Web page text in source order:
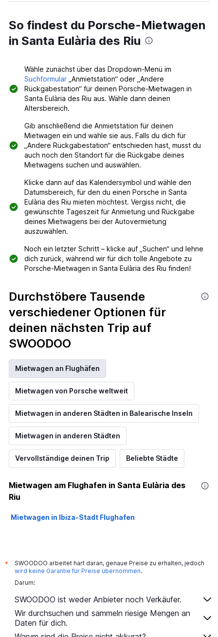
So findest du Porsche-Mietwagen
in Santa Eulària des Riu
Wähle zunächst über das Dropdown-Menü im
Suchformular „Anmietstation“ oder „Andere
Rückgabestation“ für deinen Porsche-Mietwagen in
Santa Eulària des Riu aus. Wähle dann deinen
Altersbereich.
Gib anschließend die Anmietstation für deinen
Mietwagen ein und wähle sie aus. Falls du dich für
„Andere Rückgabestation“ entschieden hast, musst du
auch noch den Standort für die Rückgabe deines
Mietwagens suchen und auswählen.
Klicke dann auf das Kalendersymbol und wähle den
Datumsbereich, für den du einen Porsche in Santa
Eulària des Riu mieten möchtest. Vergiss nicht, die
gewünschte Tageszeit für Anmietung und Rückgabe
deines Mietwagens bei der Autovermietung
auszuwählen.
Noch ein letzter Schritt – klicke auf „Suchen“ und lehne
dich zurück, während wir für dich tolle Angebote zu
Porsche-Mietwagen in Santa Eulària des Riu finden!
Durchstöbere Tausende
verschiedener Optionen für
deinen nächsten Trip auf
SWOODOO
Mietwagen an Flughäfen
Mietwagen von Porsche weltweit
Mietwagen in anderen Städten in Balearische Inseln
Mietwagen in anderen Städten
Vervollständige deinen Trip Beliebte Städte
Mietwagen am Flughafen in Santa Eulària des
Riu
Mietwagen in Ibiza-Stadt Flughafen
*
SWOODOO arbeitet hart daran, genaue Preise zu erhalten, jedoch
wird keine Garantie für Preise übernommen.
Darum:
SWOODOO ist weder Anbieter noch Verkäufer.
Wir durchsuchen und sammeln riesige Mengen an
Daten für dich.